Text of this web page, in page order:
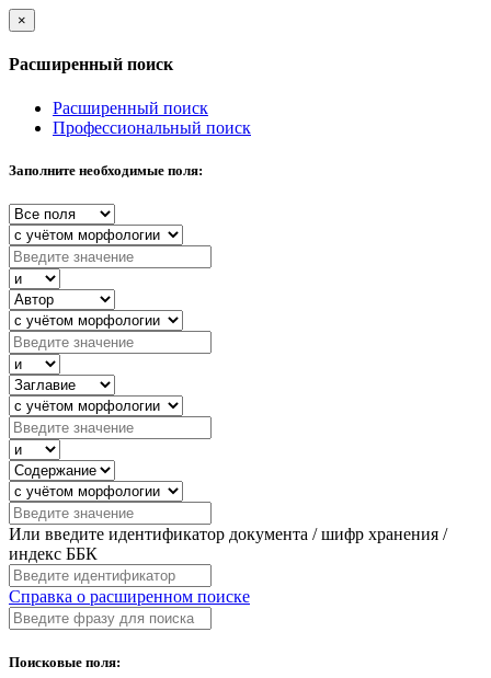
×
Расширенный поиск
Расширенный поиск
Профессиональный поиск
Заполните необходимые поля:
Или введите идентификатор документа / шифр хранения /
индекс ББК
Справка о расширенном поиске
Поисковые поля: